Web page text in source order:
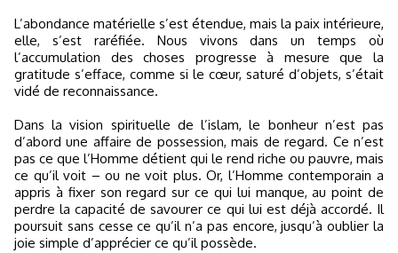
L’abondance matérielle s’est étendue, mais la paix intérieure,
elle, s’est raréfiée. Nous vivons dans un temps où
l’accumulation des choses progresse à mesure que la
gratitude s’efface, comme si le cœur, saturé d’objets, s’était
vidé de reconnaissance.
Dans la vision spirituelle de l’islam, le bonheur n’est pas
d’abord une affaire de possession, mais de regard. Ce n’est
pas ce que l’Homme détient qui le rend riche ou pauvre, mais
ce qu’il voit – ou ne voit plus. Or, l’Homme contemporain a
appris à fixer son regard sur ce qui lui manque, au point de
perdre la capacité de savourer ce qui lui est déjà accordé. Il
poursuit sans cesse ce qu’il n’a pas encore, jusqu’à oublier la
joie simple d’apprécier ce qu’il possède.